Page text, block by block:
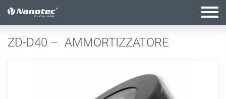
configurazione attiva
ZD-D40 – AMMORTIZZATORE